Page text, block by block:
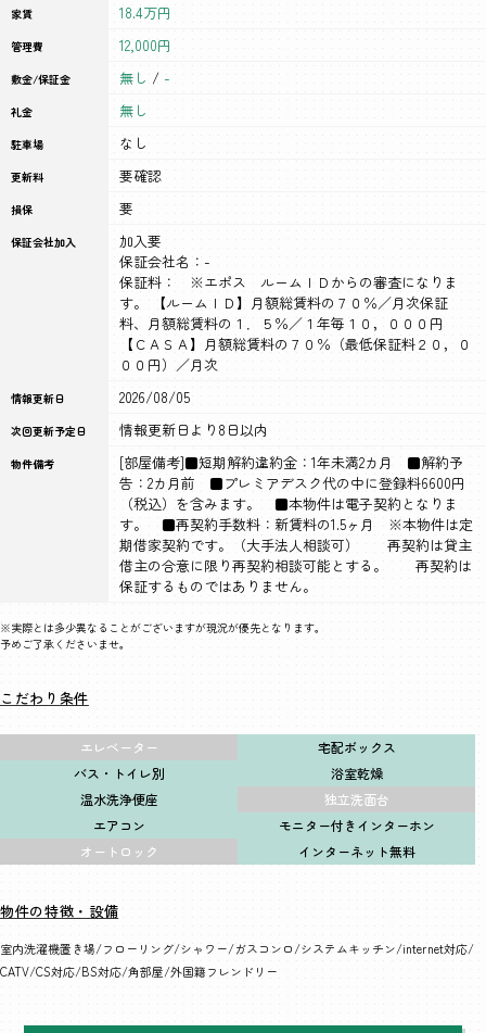
※実際とは多少異なることがございますが現況が優先となります。
予めご了承くださいませ。
家賃 18.4万円
管理費 12,000円
敷金/保証金 無し / -
礼金 無し
駐車場 なし
更新料 要確認
損保 要
保証会社加入
加入要
保証会社名：-
保証料： ※エポス ルームＩＤからの審査になりま
す。 【ルームＩＤ】月額総賃料の７０％／月次保証
料、月額総賃料の１．５％／１年毎１０，０００円
【ＣＡＳＡ】月額総賃料の７０％（最低保証料２０，０
００円）／月次
情報更新日 2026/08/05
次回更新予定日 情報更新日より8日以内
物件備考
[部屋備考]■短期解約違約金：1年未満2カ月 ■解約予
告：2カ月前 ■プレミアデスク代の中に登録料6600円
（税込）を含みます。 ■本物件は電子契約となりま
す。 ■再契約手数料：新賃料の1.5ヶ月 ※本物件は定
期借家契約です。（大手法人相談可） 再契約は貸主
借主の合意に限り再契約相談可能とする。 再契約は
保証するものではありません。
こだわり条件
エレベーター
宅配ボックス
バス・トイレ別
浴室乾燥
温水洗浄便座
独立洗面台
エアコン
モニター付きインターホン
オートロック
インターネット無料
物件の特徴・設備
室内洗濯機置き場 フローリング シャワー ガスコンロ システムキッチン internet対応
CATV CS対応 BS対応 角部屋 外国籍フレンドリー